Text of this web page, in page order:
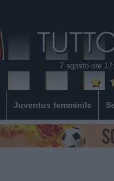
7 agosto ore
Juventus femminile